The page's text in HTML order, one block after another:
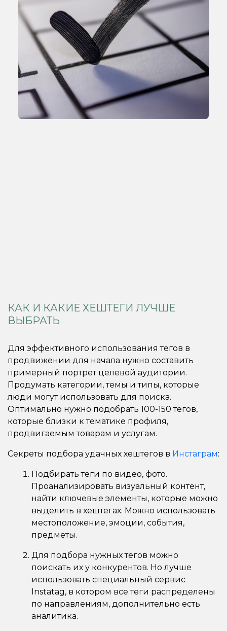
КАК И КАКИЕ ХЕШТЕГИ ЛУЧШЕ
ВЫБРАТЬ
Для эффективного использования тегов в
продвижении для начала нужно составить
примерный портрет целевой аудитории.
Продумать категории, темы и типы, которые
люди могут использовать для поиска.
Оптимально нужно подобрать 100-150 тегов,
которые близки к тематике профиля,
продвигаемым товарам и услугам.
Секреты подбора удачных хештегов в Инстаграм:
Подбирать теги по видео, фото.
Проанализировать визуальный контент,
найти ключевые элементы, которые можно
выделить в хештегах. Можно использовать
местоположение, эмоции, события,
предметы.
Для подбора нужных тегов можно
поискать их у конкурентов. Но лучше
использовать специальный сервис
Instatag, в котором все теги распределены
по направлениям, дополнительно есть
аналитика.